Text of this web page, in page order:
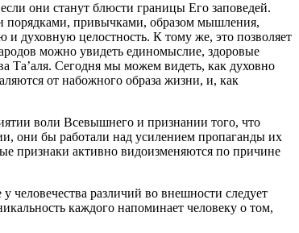
они станут блюсти границы Его заповедей.
порядками, привычками, образом мышления,
и духовную целостность. К тому же, это позволяет
можно увидеть единомыслие, здоровые
Та’аля. Сегодня мы можем видеть, как духовно
от набожного образа жизни, и, как
воли Всевышнего и признании того, что
они бы работали над усилением пропаганды их
признаки активно видоизменяются по причине
различий во внешности следует
каждого напоминает человеку о том,